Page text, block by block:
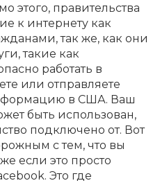
этого, правительства
к интернету как
так же, как они
такие как
работать в
или отправляете
в США. Ваш
быть использован,
подключено от. Вот
с тем, что вы
если это просто
Это где